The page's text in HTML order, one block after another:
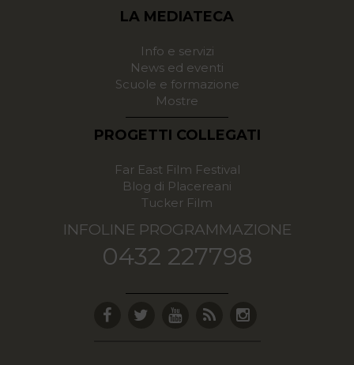
LA MEDIATECA
Info e servizi
News ed eventi
Scuole e formazione
Mostre
PROGETTI COLLEGATI
Far East Film Festival
Blog di Placereani
Tucker Film
INFOLINE PROGRAMMAZIONE
0432 227798